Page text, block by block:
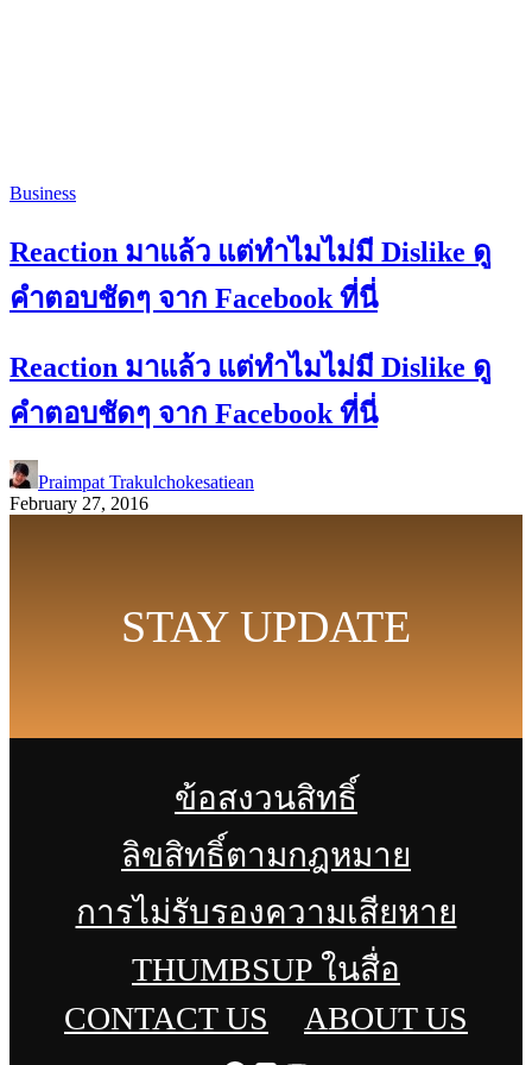
Business
Reaction มาแล้ว แต่ทำไมไม่มี Dislike ดู
คำตอบชัดๆ จาก Facebook ที่นี่
Reaction มาแล้ว แต่ทำไมไม่มี Dislike ดู
คำตอบชัดๆ จาก Facebook ที่นี่
Praimpat Trakulchokesatiean
February 27, 2016
STAY UPDATE
ข้อสงวนสิทธิ์
ลิขสิทธิ์ตามกฎหมาย
การไม่รับรองความเสียหาย
THUMBSUP ในสื่อ
CONTACT US
ABOUT US